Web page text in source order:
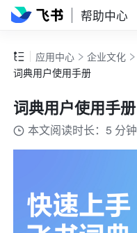
帮助中心
应用中心 企业文化
词典用户使用手册
词典用户使用手册
本文阅读时长：5 分钟